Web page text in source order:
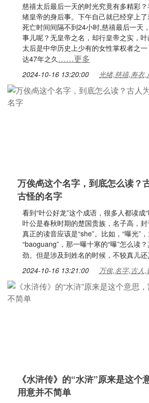
慈禧太后最后一天的时光究竟有多精彩
绪皇帝的身后事。下午自己就已经穿上
死亡时间间隔不到24小时,慈禧最后一天
事儿呢？无皇帝之名，却行皇帝之实，
太后是中华历史上少有的女性掌权者之
达47年之久……更多
2024-10-16 13:20:00 光绪,慈禧,寿衣
万俟卨这个名字，到底怎么读？
古怪的名字
看到“叶公好龙”这个成语，很多人都读成
叶公是春秋时期的楚国贵族，名子高，
真正的读音应该是“she”。比如，“曝光”
“baoguang”，那一曝十寒的“曝”怎么读
劲。但是涉及到姓名的时候，不较真儿
2024-10-16 13:21:00 万俟,名字,古人
《水浒传》的“水浒”原来是这个
用意并不简单